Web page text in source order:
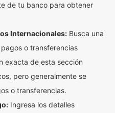
de tu banco para obtener
Internacionales: Busca una
o transferencias
exacta de esta sección
pero generalmente se
o transferencias.
Ingresa los detalles